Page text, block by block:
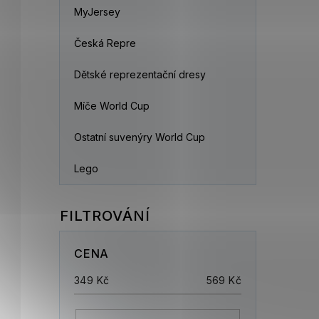
MyJersey
Česká Repre
Dětské reprezentační dresy
Míče World Cup
Ostatní suvenýry World Cup
Lego
CENA
349 Kč 569 Kč